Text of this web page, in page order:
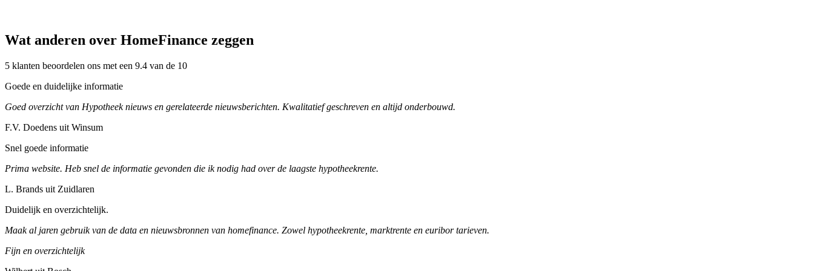
Wat anderen over HomeFinance zeggen
5 klanten beoordelen ons met een 9.4 van de 10
Goede en duidelijke informatie
Goed overzicht van Hypotheek nieuws en gerelateerde nieuwsberichten. Kwalitatief geschreven en altijd onderbouwd.
F.V. Doedens uit Winsum
Snel goede informatie
Prima website. Heb snel de informatie gevonden die ik nodig had over de laagste hypotheekrente.
L. Brands uit Zuidlaren
Duidelijk en overzichtelijk.
Maak al jaren gebruik van de data en nieuwsbronnen van homefinance. Zowel hypotheekrente, marktrente en euribor tarieven.
Fijn en overzichtelijk